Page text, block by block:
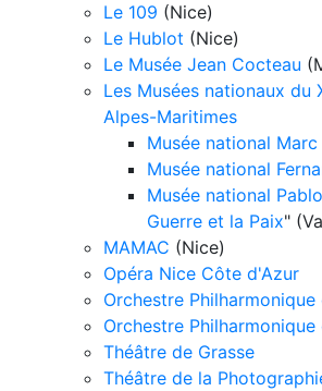
Le 109 (Nice)
Le Hublot (Nice)
Le Musée Jean Cocteau
Les Musées nationaux du
Alpes-Maritimes
Musée national
Musée national
Musée national
Guerre et la Paix"
MAMAC (Nice)
Opéra Nice Côte d'Azur
Orchestre Philharmonique
Orchestre
Théâtre de Grasse
Théâtre de la